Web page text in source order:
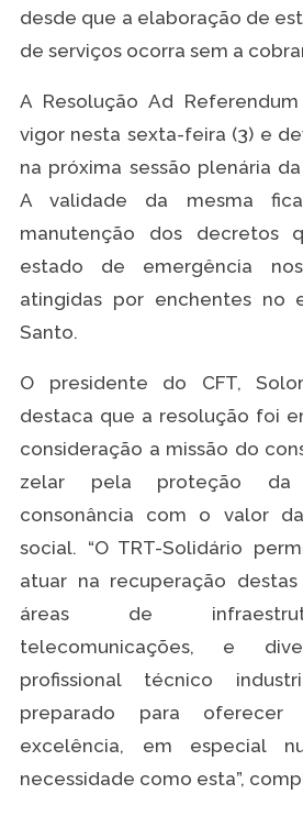
desde que a elaboração de
de serviços ocorra sem a
A Resolução Ad
vigor nesta sexta-feira (3) e
na próxima sessão plenária
A validade da mesma
manutenção dos decretos
estado de emergência
atingidas por enchentes no
Santo.
O presidente do CFT,
destaca que a resolução foi
consideração a missão do
zelar pela proteção da
consonância com o valor
social. “O TRT-Solidário
atuar na recuperação
áreas de
telecomunicações, e
profissional técnico
preparado para
excelência, em especial
necessidade como esta”,